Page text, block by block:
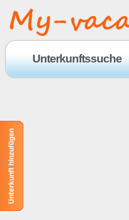
Unterkunftssuche